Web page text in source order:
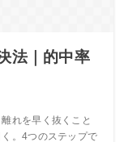
法｜的中率
れを早く抜くこと
。4つのステップで